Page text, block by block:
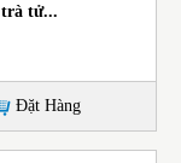
trà tử...
Đặt Hàng